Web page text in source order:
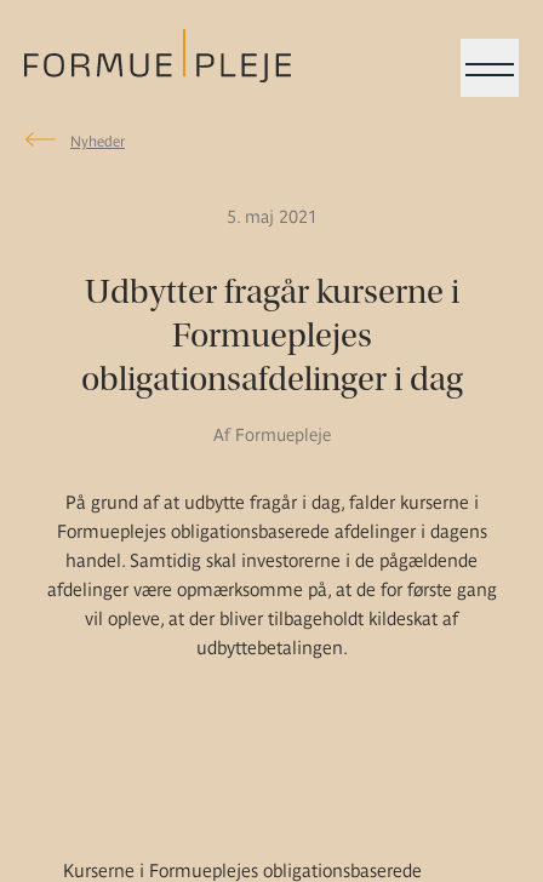
Menu
Nyheder
5. maj 2021
Udbytter fragår kurserne i
Formueplejes
obligationsafdelinger i dag
Af Formuepleje
På grund af at udbytte fragår i dag, falder kurserne i
Formueplejes obligationsbaserede afdelinger i dagens
handel. Samtidig skal investorerne i de pågældende
afdelinger være opmærksomme på, at de for første gang
vil opleve, at der bliver tilbageholdt kildeskat af
udbyttebetalingen.
Kurserne i Formueplejes obligationsbaserede